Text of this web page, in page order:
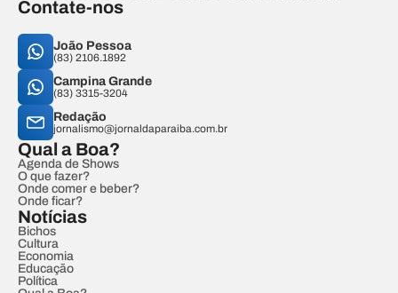
Contate-nos
João Pessoa
(83) 2106.1892
Campina Grande
(83) 3315-3204
Redação
jornalismo@jornaldaparaiba.com.br
Qual a Boa?
Agenda de Shows
O que fazer?
Onde comer e beber?
Onde ficar?
Notícias
Bichos
Cultura
Economia
Educação
Política